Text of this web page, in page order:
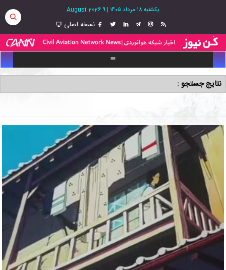
یکشنبه ۱۸ مرداد ۱۴۰۵ |
9 August 2026
نسخه اصلی
نتایج جستجو :